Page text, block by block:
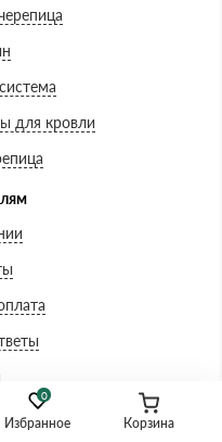
0
Избранное Корзина
для кровли